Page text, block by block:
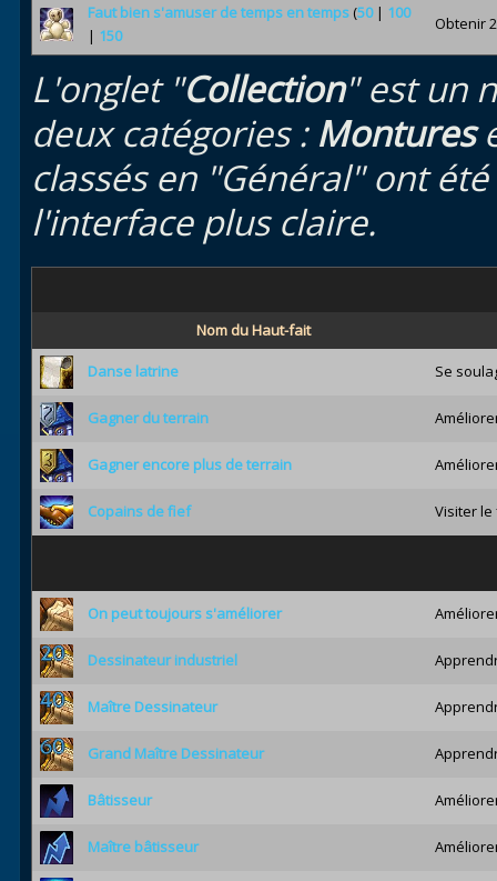
Faut bien s'amuser de temps en temps(50| 100
| 150
Obtenir
L'onglet "Collection" est un
deux catégories : Montures
classés en "Général" ont
l'interface plus claire.
Nom du Haut-fait
Danse latrine Se
Gagner du terrain
Gagner encore plus de terrain
Copains de fief Visiter
On peut toujours s'améliorer
Dessinateur industriel
Maître Dessinateur
Grand Maître Dessinateur
Bâtisseur
Maître bâtisseur